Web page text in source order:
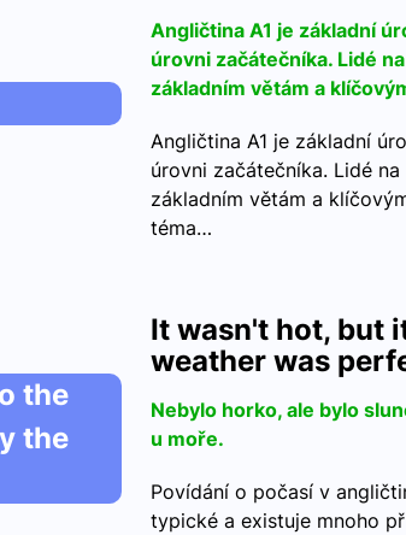
Angličtina A1 je základní
úrovni začátečníka. Lidé
základním větám a
Angličtina A1 je základní
úrovni začátečníka. Lidé
základním větám a
téma…
the
the
It wasn't hot, but
weather was
Nebylo horko, ale bylo
u moře.
Povídání o počasí v
typické a existuje mnoho